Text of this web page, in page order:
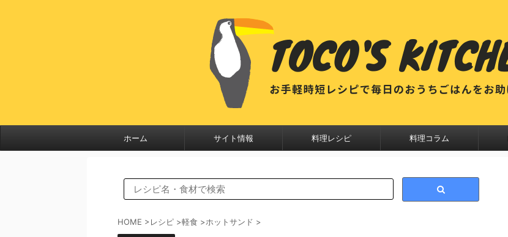
ホーム サイト情報 料理レシピ 料理コラム
HOME >レシピ >軽食 >ホットサンド >